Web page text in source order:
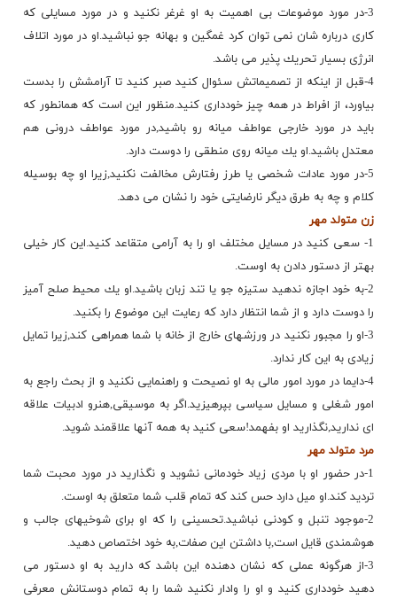
3-در مورد موضوعات بی اهمیت به او غرغر نكنید و در مورد مسایلی كه
كاری درباره شان نمی توان كرد غمگین و بهانه جو نباشید.او در مورد اتلاف
انرژی بسیار تحریك پذیر می باشد.
4-قبل از اینكه از تصمیماتش سئوال كنید صبر كنید تا آرامشش را بدست
بیاورد، از افراط در همه چیز خودداری كنید.منظور این است كه همانطور كه
باید در مورد خارجی عواطف میانه رو باشید,در مورد عواطف درونی هم
معتدل باشید.او یك میانه روی منطقی را دوست دارد.
5-در مورد عادات شخصی یا طرز رفتارش مخالفت نكنید,زیرا او چه بوسیله
كلام و چه به طرق دیگر نارضایتی خود را نشان می دهد.
زن متولد مهر
1- سعی كنید در مسایل مختلف او را به آرامی متقاعد كنید.این كار خیلی
بهتر از دستور دادن به اوست.
2-به خود اجازه ندهید ستیزه جو یا تند زبان باشید.او یك محیط صلح آمیز
را دوست دارد و از شما انتظار دارد كه رعایت این موضوع را بكنید.
3-او را مجبور نكنید در ورزشهای خارج از خانه با شما همراهی كند,زیرا تمایل
زیادی به این كار ندارد.
4-دایما در مورد امور مالی به او نصیحت و راهنمایی نكنید و از بحث راجع به
امور شغلی و مسایل سیاسی بپرهیزید.اگر به موسیقی,هنرو ادبیات علاقه
ای ندارید,نگذارید او بفهمد!سعی كنید به همه آنها علاقمند شوید.
مرد متولد مهر
1-در حضور او با مردی زیاد خودمانی نشوید و نگذارید در مورد محبت شما
تردید كند.او میل دارد حس كند كه تمام قلب شما متعلق به اوست.
2-موجود تنبل و كودنی نباشید.تحسینی را كه او برای شوخیهای جالب و
هوشمندی قایل است,با داشتن این صفات,به خود اختصاص دهید.
3-از هرگونه عملی كه نشان دهنده این باشد كه دارید به او دستور می
دهید خودداری كنید و او را وادار نكنید شما را به تمام دوستانش معرفی